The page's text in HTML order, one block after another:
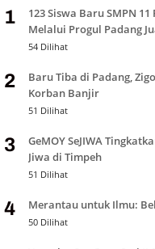
1
123 Siswa Baru SMPN
Melalui Progul Padang
54 Dilihat
2
Baru Tiba di Padang,
Korban Banjir
51 Dilihat
3
GeMOY SeJIWA
Jiwa di Timpeh
51 Dilihat
4 Merantau untuk Ilmu:
50 Dilihat